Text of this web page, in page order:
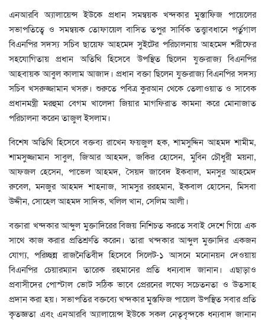
এনআরবি অ্যালায়েন্স ইউকে প্রধান সমন্বয়ক খন্দকার মুস্তাফিজ পায়েলের
সভাপতিত্বে ও সমন্বয়ক তোফায়েল বাসিত তপুর সার্বিক তত্ত্বাবধানে পর্তুগাল
বিএনপির সদস্য সচিব ছায়েফ আহমেদ সুইটের পরিচালনায় আহমেদ শরীফের
সহযোগিতায় প্রধান অতিথি হিসেবে উপস্থিত ছিলেন যুক্তরাজ্য বিএনপির
আহবায়ক আবুল কালাম আজাদ। প্রধান বক্তা ছিলেন যুক্তরাজ্য বিএনপির সদস্য
সচিব খসরুজ্জামান খসরু। শুরুতে পবিত্র কুরআন থেকে তেলাওয়াত ও সাবেক
প্রধানমন্ত্রী মরহুমা বেগম খালেদা জিয়ার মাগফিরাত কামনা করে মোনাজাত
পরিচালনা করেন তাজুল ইসলাম।
বিশেষ অতিথি হিসেবে বক্তব্য রাখেন ফয়জুল হক, শামসুদ্দিন আহমদ শামীম,
শামসুজ্জামান সাবুল, জিআর আহমদ, জকির হোসেন, মুবিন চৌধুরী ময়না,
আফজল হেসেন, পাভেল আহমদ, সৈয়দ জাবেদ ইকবাল, মনসুর আহমেদ
রুবেল, মনজুর আহমদ শাহনাজ, সামসুর ররহমান, ইকবাল হোসেন, মিসবা
উদ্দীন, সোহেল আহমদ সাদিক, খলিল খান, সেলিম আলী।
বক্তারা খন্দকার আব্দুল মুক্তাদিরের বিজয় নিশিচত করতে সবাই দেশে গিয়ে এক
সাথে কাজ করার প্রতিশ্রুতি করেন। তারা খন্দকার আব্দুল মুক্তাদির একজন
যোগ্য, পরিচ্ছন্ন রাজনৈতিবীদ হিসেবে সিলেট-১ আসনে মনোনয়ন দেওয়ায়
বিএনপির চেয়ারম্যান তারেক রহমানের প্রতি ধন্যবাদ জানান। এছাড়াও
প্রবাসীদের পোস্টাল ভোট সঠিক ভাবে প্রেরনের লক্ষ্যে সচেতনতা ও উতসাহ
প্রদান করা হয়। সভাপতির বক্তব্যে খন্দকার মুস্তফিজ পায়েল উপস্থিত সবার প্রতি
কৃতজ্ঞতা এবং এনআরবি অ্যালায়েন্স ইউকে সকল নেতৃবৃন্দকে ধন্যবাদ জানান